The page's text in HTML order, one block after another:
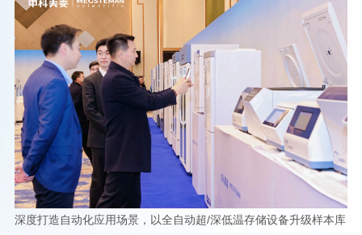
深度打造自动化应用场景，以全自动超/深低温存储设备升级样本库